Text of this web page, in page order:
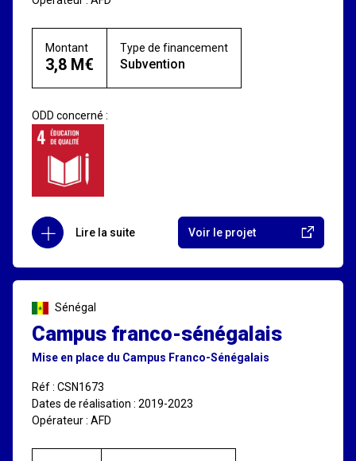
Montant
3,8 M€
Type de financement
Subvention
ODD concerné :
Lire la suite Voir le projet
Sénégal
Campus franco-sénégalais
Mise en place du Campus Franco-Sénégalais
Réf : CSN1673
Dates de réalisation : 2019-2023
Opérateur : AFD